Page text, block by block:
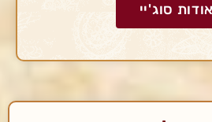
אודות סוג'יי